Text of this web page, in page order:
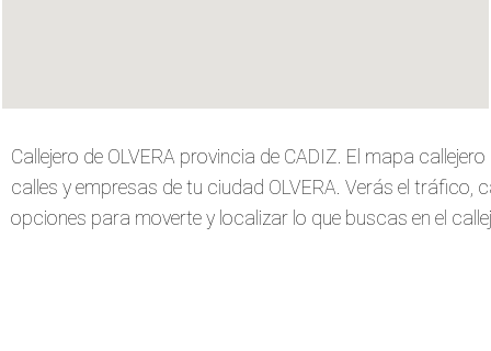
Callejero de OLVERA provincia de CADIZ. El mapa
calles y empresas de tu ciudad OLVERA. Verás el tráfico,
opciones para moverte y localizar lo que buscas en el